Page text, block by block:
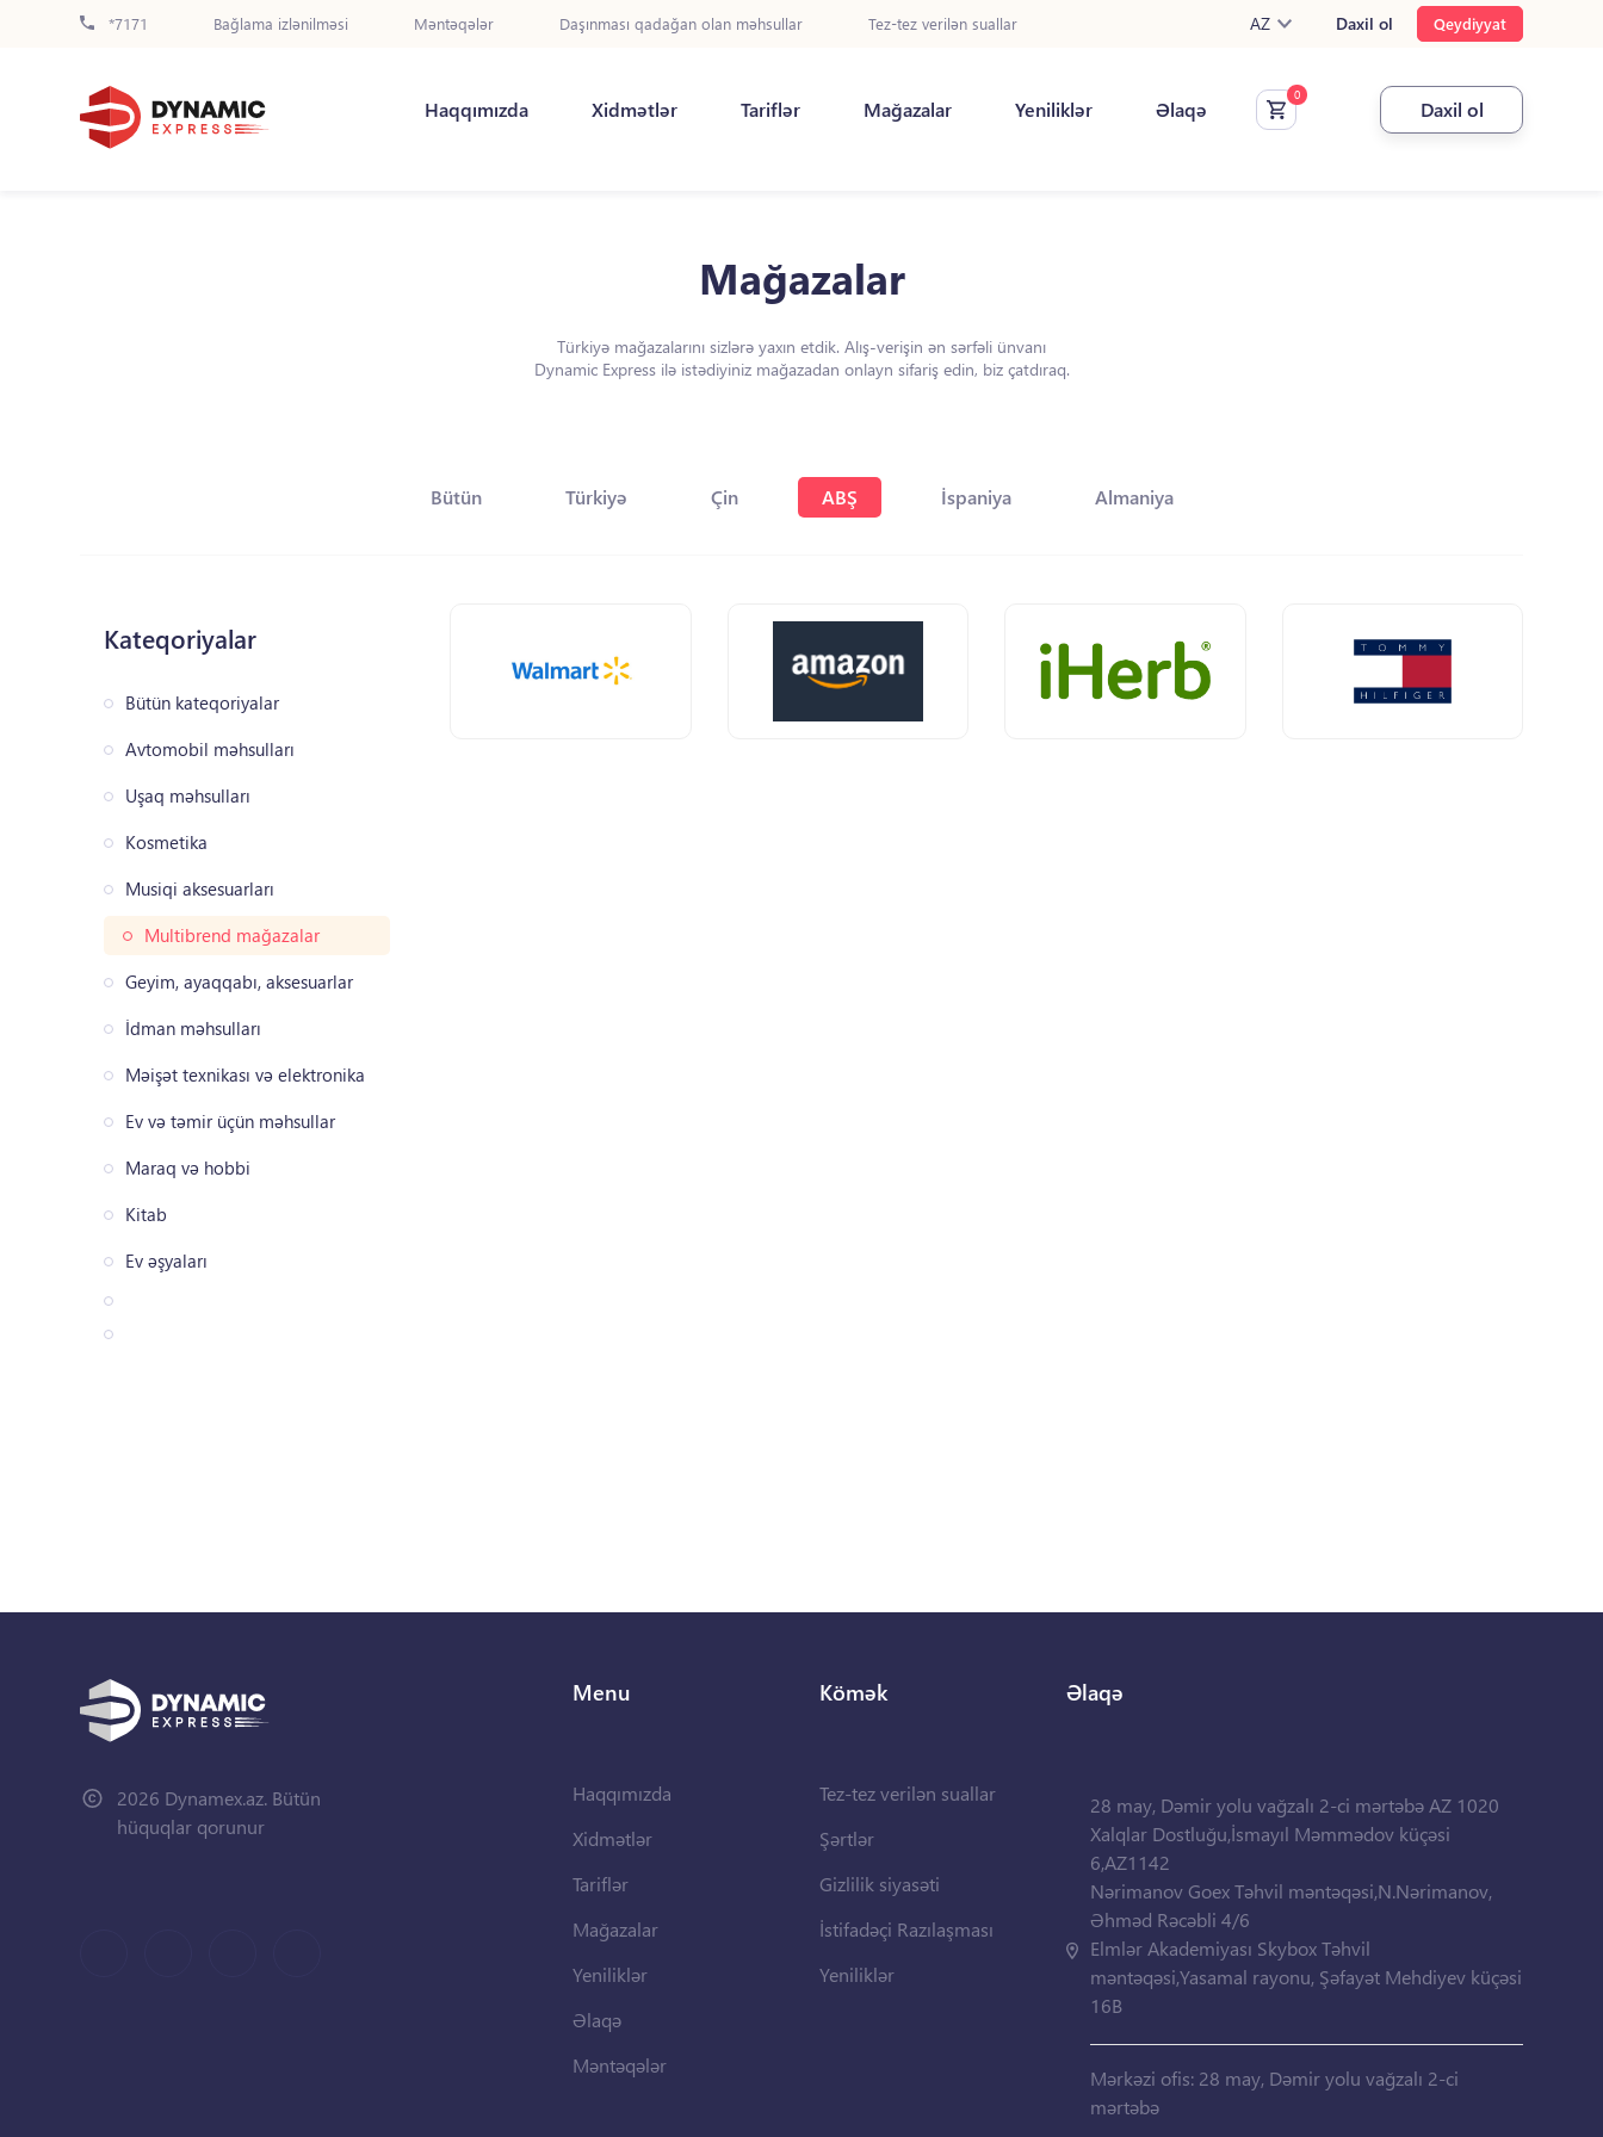
*7171 Bağlama izlənilməsi Məntəqələr Daşınması qadağan olan məhsullar Tez-tez verilən suallar AZ Daxil ol Qeydiyyat
Haqqımızda Xidmətlər Tariflər Mağazalar Yeniliklər Əlaqə Daxil ol
Mağazalar
Türkiyə mağazalarını sizlərə yaxın etdik. Alış-verişin ən sərfəli ünvanı
Dynamic Express ilə istədiyiniz mağazadan onlayn sifariş edin, biz çatdıraq.
Bütün Türkiyə Çin ABŞ İspaniya Almaniya
Kateqoriyalar
Bütün kateqoriyalar
Avtomobil məhsulları
Uşaq məhsulları
Kosmetika
Musiqi aksesuarları
Multibrend mağazalar
Geyim, ayaqqabı, aksesuarlar
İdman məhsulları
Məişət texnikası və elektronika
Ev və təmir üçün məhsullar
Maraq və hobbi
Kitab
Ev əşyaları
2026 Dynamex.az. Bütün
hüquqlar qorunur
Menu
Haqqımızda
Xidmətlər
Tariflər
Mağazalar
Yeniliklər
Əlaqə
Məntəqələr
Kömək
Tez-tez verilən suallar
Şərtlər
Gizlilik siyasəti
İstifadəçi Razılaşması
Yeniliklər
Əlaqə
28 may, Dəmir yolu vağzalı 2-ci mərtəbə AZ 1020
Xalqlar Dostluğu,İsmayıl Məmmədov küçəsi
6,AZ1142
Nərimanov Goex Təhvil məntəqəsi,N.Nərimanov,
Əhməd Rəcəbli 4/6
Elmlər Akademiyası Skybox Təhvil
məntəqəsi,Yasamal rayonu, Şəfayət Mehdiyev küçəsi
16B
Mərkəzi ofis: 28 may, Dəmir yolu vağzalı 2-ci
mərtəbə